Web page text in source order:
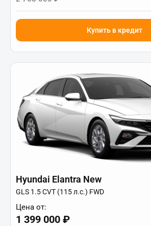
Купить в кредит
Hyundai Elantra New
GLS 1.5 CVT (115 л.с.) FWD
Цена от:
1 399 000 ₽